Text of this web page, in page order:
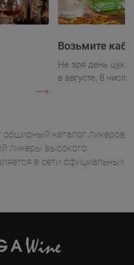
Возьмите
Не зря день
в августе, 8 числа.
обширный каталог ликеров
ликеры высокого
в сети официальных